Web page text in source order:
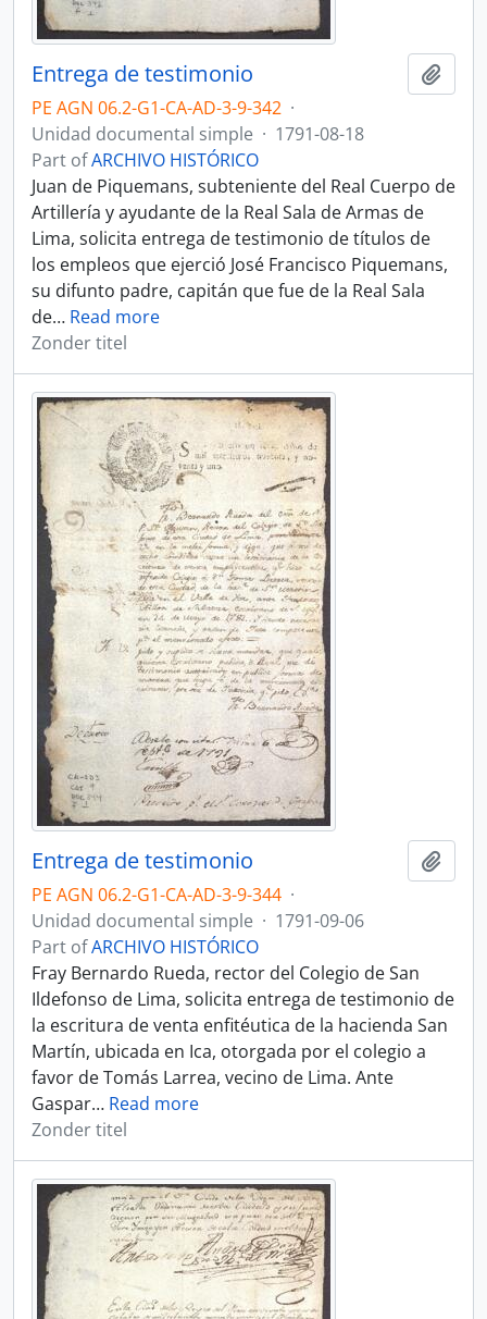
Entrega de testimonio
PE AGN 06.2-G1-CA-AD-3-9-342 ·
Unidad documental simple · 1791-08-18
Part ofARCHIVO HISTÓRICO
Juan de Piquemans, subteniente del Real Cuerpo de
Artillería y ayudante de la Real Sala de Armas de
Lima, solicita entrega de testimonio de títulos de
los empleos que ejerció José Francisco Piquemans,
su difunto padre, capitán que fue de la Real Sala
de… Read more
Zonder titel
Entrega de testimonio
PE AGN 06.2-G1-CA-AD-3-9-344 ·
Unidad documental simple · 1791-09-06
Part ofARCHIVO HISTÓRICO
Fray Bernardo Rueda, rector del Colegio de San
Ildefonso de Lima, solicita entrega de testimonio de
la escritura de venta enfitéutica de la hacienda San
Martín, ubicada en Ica, otorgada por el colegio a
favor de Tomás Larrea, vecino de Lima. Ante
Gaspar… Read more
Zonder titel